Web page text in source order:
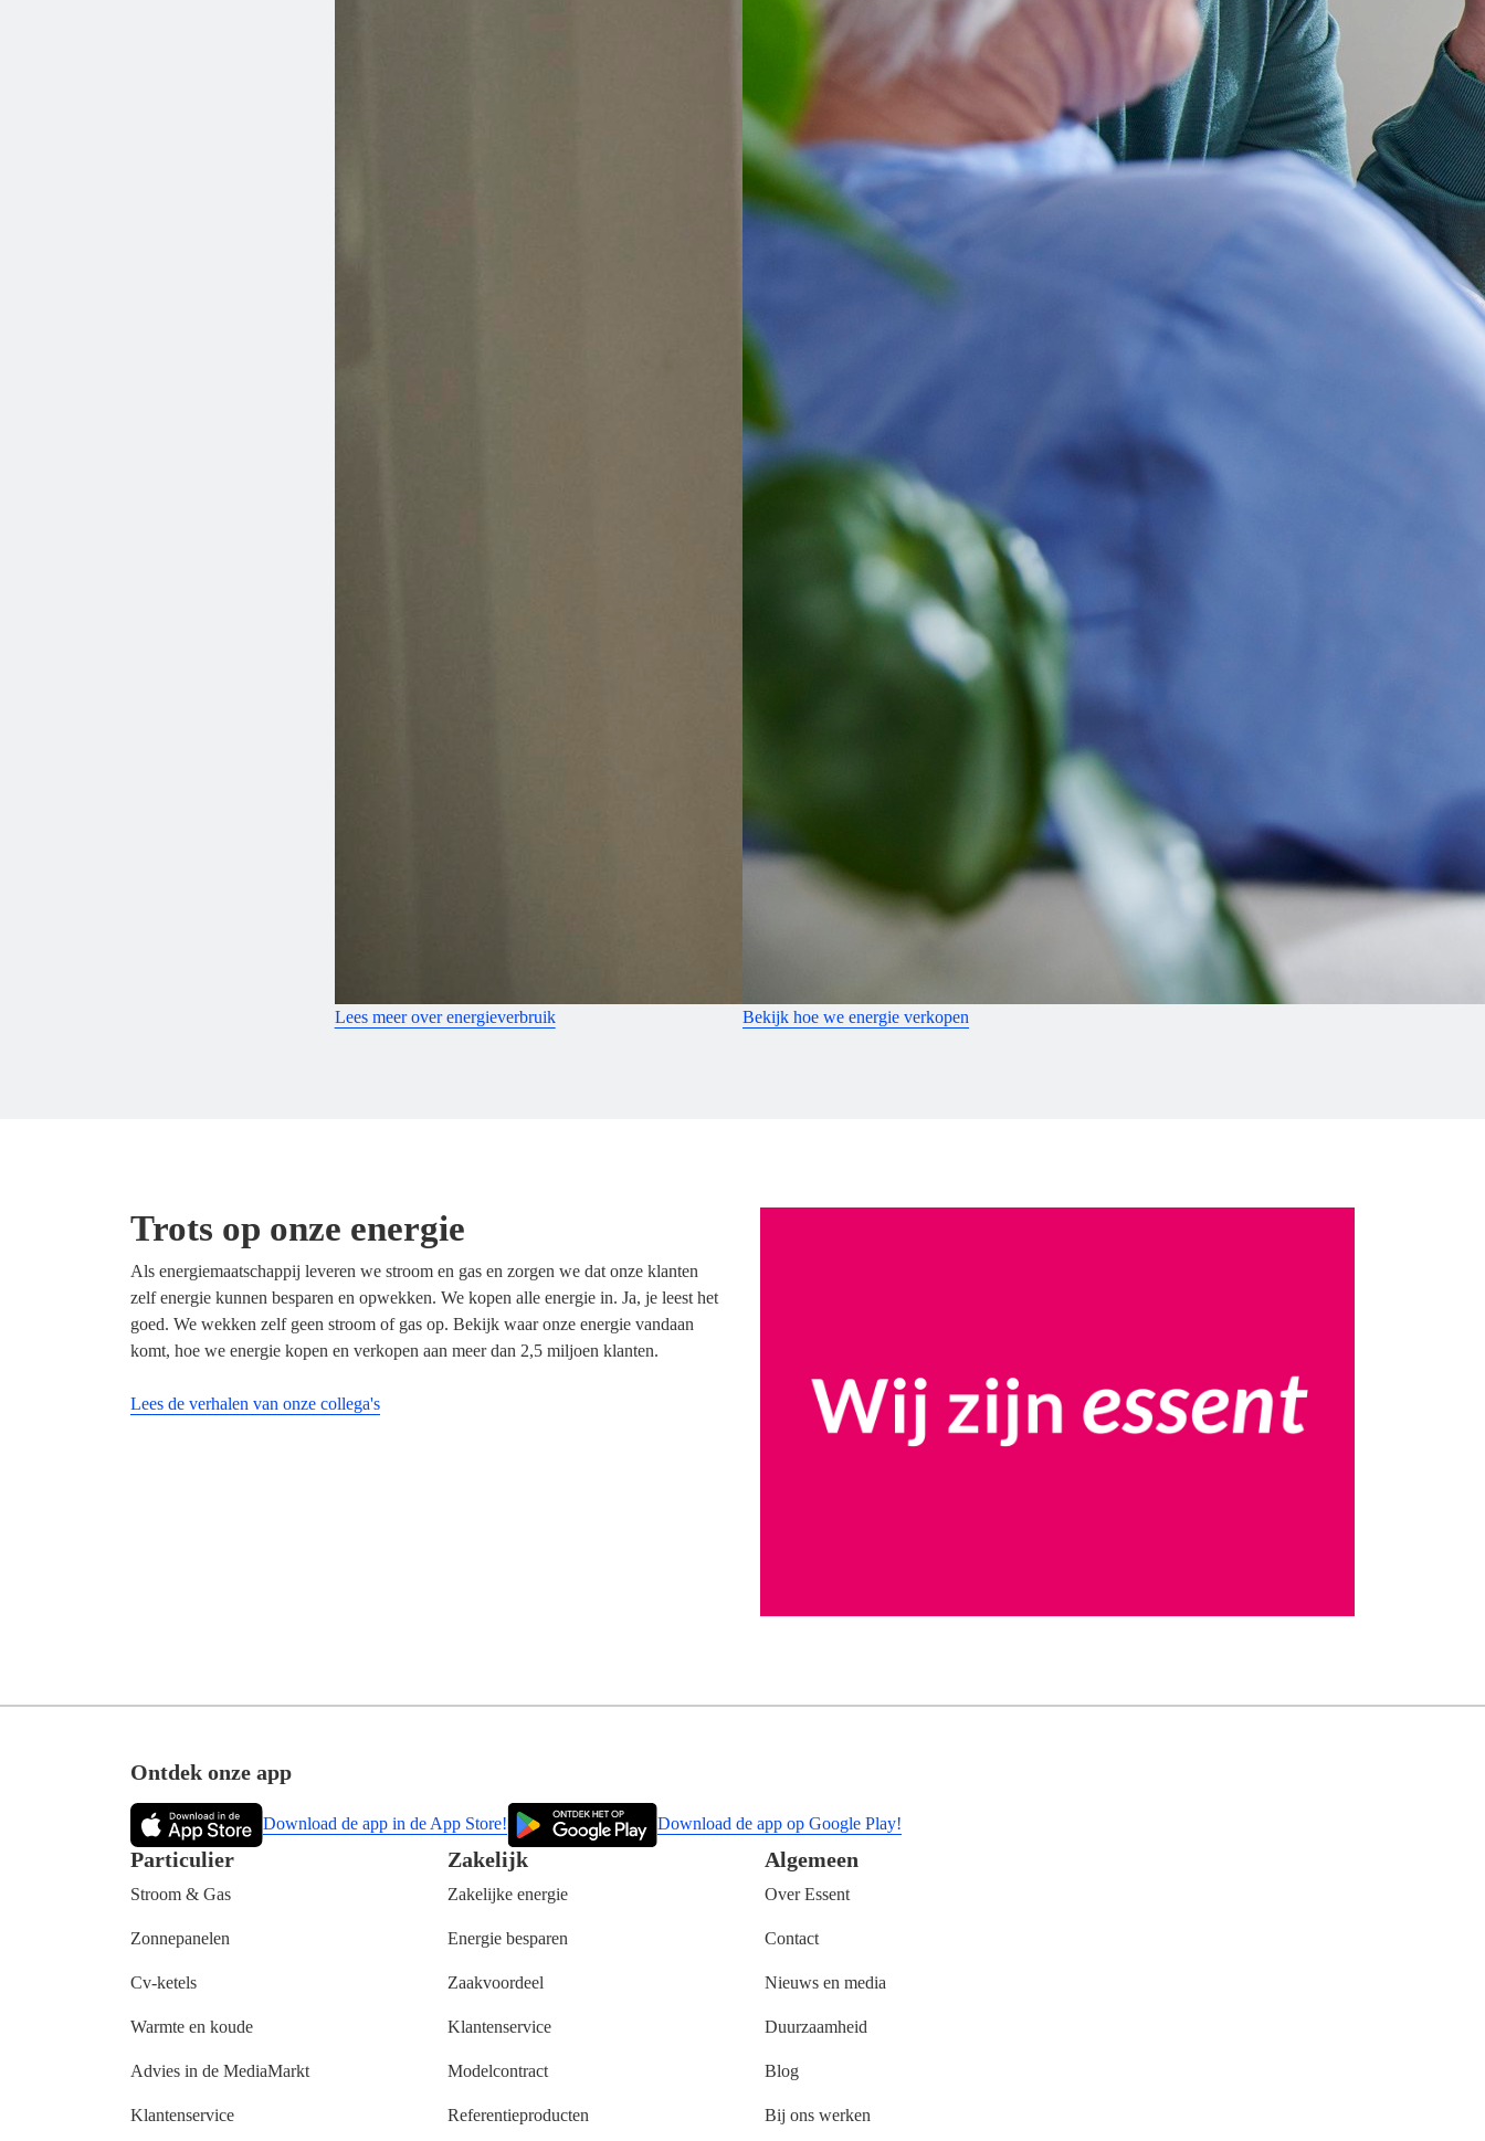
Lees meer over energieverbruik Bekijk hoe we energie verkopen
Trots op onze energie
Als energiemaatschappij leveren we stroom en gas en zorgen we dat onze klanten
zelf energie kunnen besparen en opwekken. We kopen alle energie in. Ja, je leest het
goed. We wekken zelf geen stroom of gas op. Bekijk waar onze energie vandaan
komt, hoe we energie kopen en verkopen aan meer dan 2,5 miljoen klanten.
Lees de verhalen van onze collega's
Footer
Ontdek onze app
Download de app in de App Store! Download de app op Google Play!
Particulier
Stroom & Gas
Zonnepanelen
Cv-ketels
Warmte en koude
Advies in de MediaMarkt
Klantenservice
Zakelijk
Zakelijke energie
Energie besparen
Zaakvoordeel
Klantenservice
Modelcontract
Referentieproducten
Algemeen
Over Essent
Contact
Nieuws en media
Duurzaamheid
Blog
Bij ons werken